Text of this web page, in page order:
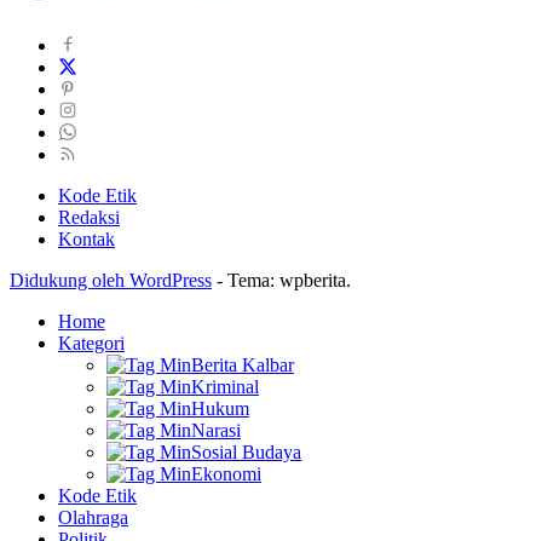
Kode Etik
Redaksi
Kontak
Didukung oleh WordPress - Tema: wpberita.
Home
Kategori
Berita Kalbar
Kriminal
Hukum
Narasi
Sosial Budaya
Ekonomi
Kode Etik
Olahraga